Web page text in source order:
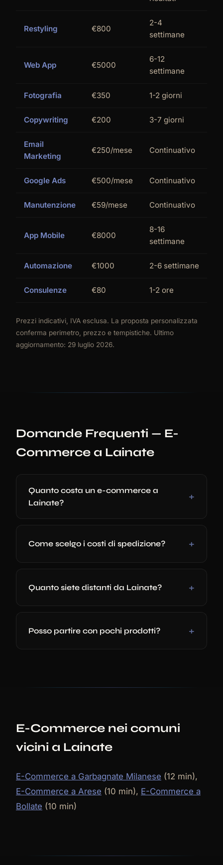
Restyling €800
2-4
settimane
Web App €5000
6-12
settimane
Fotografia €350 1-2 giorni
Copywriting €200 3-7 giorni
Email
Marketing
€250/mese Continuativo
Google Ads €500/mese Continuativo
Manutenzione €59/mese Continuativo
App Mobile €8000
8-16
settimane
Automazione €1000 2-6 settimane
Consulenze €80 1-2 ore
Prezzi indicativi, IVA esclusa. La proposta personalizzata
conferma perimetro, prezzo e tempistiche. Ultimo
aggiornamento: 29 luglio 2026.
Domande Frequenti — E-
Commerce a Lainate
Quanto costa un e-commerce a
Lainate?
Come scelgo i costi di spedizione?
Quanto siete distanti da Lainate?
Posso partire con pochi prodotti?
E-Commerce nei comuni
vicini a Lainate
E-Commerce a Garbagnate Milanese (12 min),
E-Commerce a Arese (10 min), E-Commerce a
Bollate (10 min)